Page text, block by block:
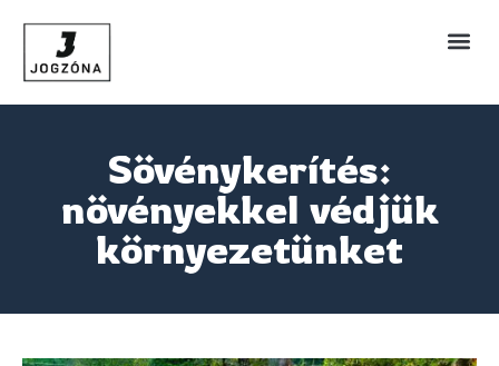
Sövénykerítés:
növényekkel védjük
környezetünket